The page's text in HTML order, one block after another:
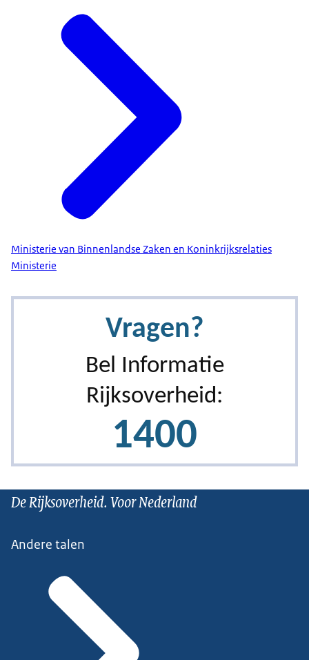
Ministerie van Binnenlandse Zaken en Koninkrijksrelaties
Ministerie
De Rijksoverheid. Voor Nederland
Andere talen